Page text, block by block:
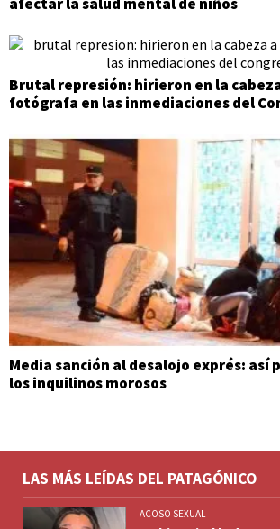
Brutal represión: hirieron en la
fotógrafa en las inmediaciones del
Media sanción al desalojo exprés: así
los inquilinos morosos
LAS MÁS LEÍDAS DEL PATAGÓNICO
ACOSO SEXUAL